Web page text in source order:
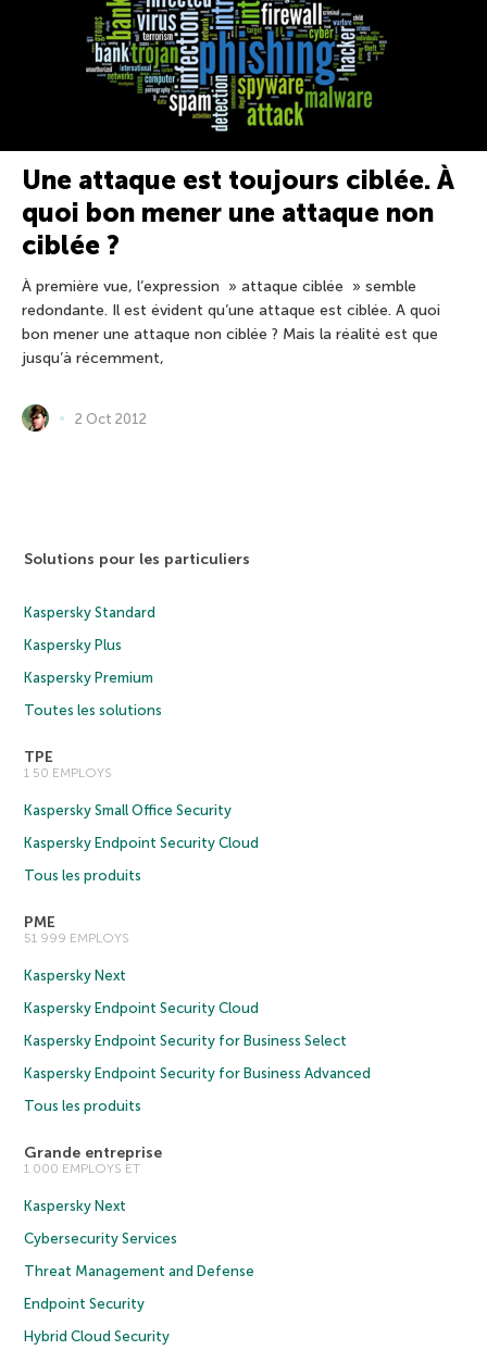
Une attaque est toujours ciblée. À
quoi bon mener une attaque non
ciblée ?
À première vue, l’expression » attaque ciblée » semble
redondante. Il est évident qu’une attaque est ciblée. A quoi
bon mener une attaque non ciblée ? Mais la réalité est que
jusqu’à récemment,
2 Oct 2012
Solutions pour les particuliers
Kaspersky Standard
Kaspersky Plus
Kaspersky Premium
Toutes les solutions
TPE
1 50 EMPLOYS
Kaspersky Small Office Security
Kaspersky Endpoint Security Cloud
Tous les produits
PME
51 999 EMPLOYS
Kaspersky Next
Kaspersky Endpoint Security Cloud
Kaspersky Endpoint Security for Business Select
Kaspersky Endpoint Security for Business Advanced
Tous les produits
Grande entreprise
1 000 EMPLOYS ET
Kaspersky Next
Cybersecurity Services
Threat Management and Defense
Endpoint Security
Hybrid Cloud Security